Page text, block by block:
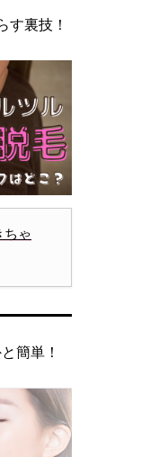
す裏技！
ちゃ
簡単！